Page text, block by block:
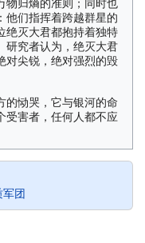
物归熵的准则；同时也
他们指挥着跨越群星的
绝灭大君都抱持着独特
研究者认为，绝灭大君
对尖锐，绝对强烈的毁
的恸哭，它与银河的命
受害者，任何人都不应
团